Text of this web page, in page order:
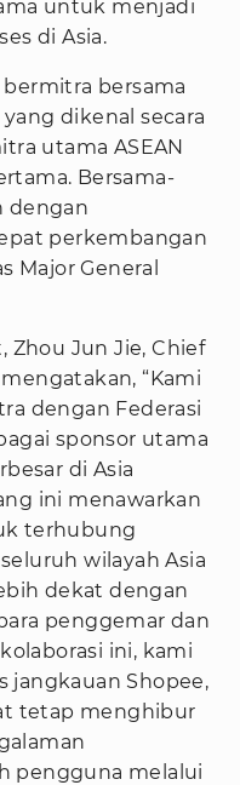
untuk menjadi
di Asia.
bersama
dikenal secara
utama ASEAN
Bersama-
dengan
perkembangan
Major General
Zhou Jun Jie, Chief
“Kami
dengan Federasi
sponsor utama
di Asia
ini menawarkan
terhubung
wilayah Asia
dekat dengan
penggemar dan
ini, kami
jangkauan Shopee,
tetap menghibur
pengguna melalui